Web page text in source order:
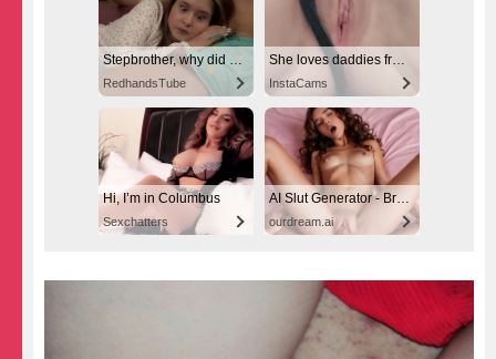
Stepbrother, why did you show me your dick? Now I want to fuck you with my wet pussy
RedhandsTube InstaCams
Hi, I’m in Columbus
Sexchatters ourdream.ai